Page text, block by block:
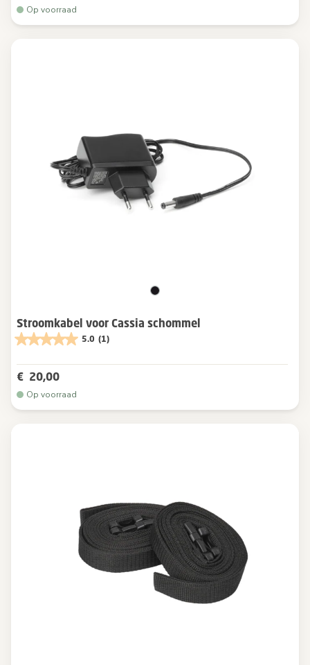
Op voorraad
Stroomkabel voor Cassia schommel
5.0 (1)
€ 20,00
Op voorraad